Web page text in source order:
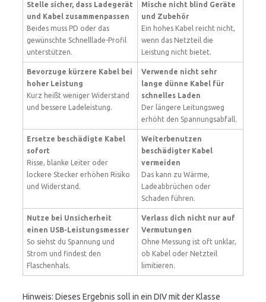
Stelle sicher, dass Ladegerät
und Kabel zusammenpassen
Beides muss PD oder das
gewünschte Schnelllade-Profil
unterstützen.
Mische nicht blind Geräte
und Zubehör
Ein hohes Kabel reicht nicht,
wenn das Netzteil die
Leistung nicht bietet.
Bevorzuge kürzere Kabel bei
hoher Leistung
Kurz heißt weniger Widerstand
und bessere Ladeleistung.
Verwende nicht sehr
lange dünne Kabel für
schnelles Laden
Der längere Leitungsweg
erhöht den Spannungsabfall.
Ersetze beschädigte Kabel
sofort
Risse, blanke Leiter oder
lockere Stecker erhöhen Risiko
und Widerstand.
Weiterbenutzen
beschädigter Kabel
vermeiden
Das kann zu Wärme,
Ladeabbrüchen oder
Schaden führen.
Nutze bei Unsicherheit
einen USB-Leistungsmesser
So siehst du Spannung und
Strom und findest den
Flaschenhals.
Verlass dich nicht nur auf
Vermutungen
Ohne Messung ist oft unklar,
ob Kabel oder Netzteil
limitieren.
Hinweis: Dieses Ergebnis soll in ein DIV mit der Klasse